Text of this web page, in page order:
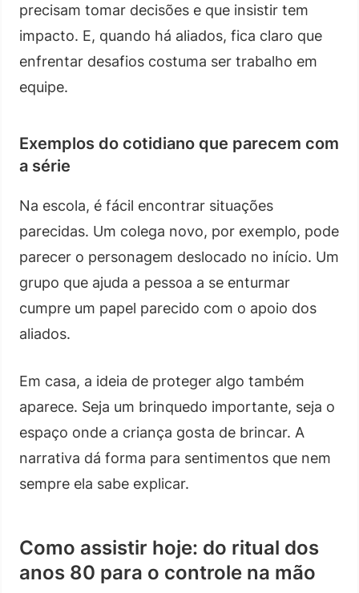
precisam tomar decisões e que insistir tem
impacto. E, quando há aliados, fica claro que
enfrentar desafios costuma ser trabalho em
equipe.
Exemplos do cotidiano que parecem com
a série
Na escola, é fácil encontrar situações
parecidas. Um colega novo, por exemplo, pode
parecer o personagem deslocado no início. Um
grupo que ajuda a pessoa a se enturmar
cumpre um papel parecido com o apoio dos
aliados.
Em casa, a ideia de proteger algo também
aparece. Seja um brinquedo importante, seja o
espaço onde a criança gosta de brincar. A
narrativa dá forma para sentimentos que nem
sempre ela sabe explicar.
Como assistir hoje: do ritual dos
anos 80 para o controle na mão